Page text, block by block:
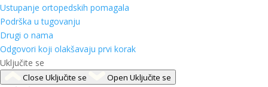
Ustupanje ortopedskih pomagala
Podrška u tugovanju
Drugi o nama
Odgovori koji olakšavaju prvi korak
Uključite se
Close Uključite se Open Uključite se